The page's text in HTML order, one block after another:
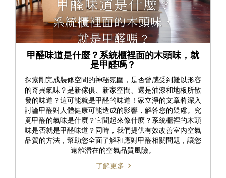
甲醛味道是什麼？系統櫃裡面的木頭味，就
是甲醛嗎？
探索剛完成裝修空間的神秘氛圍，是否曾感受到難以形容
的奇異氣味？是新傢俱、新家空間、還是油漆和地板所散
發的味道？這可能就是甲醛的味道！家立淨的文章將深入
討論甲醛對人體健康可能造成的影響，解答您的疑慮。究
竟甲醛的氣味是什麼？它聞起來像什麼？系統櫃裡的木頭
味是否就是甲醛味道？同時，我們提供有效改善室內空氣
品質的方法，幫助您全面了解和應對甲醛相關問題，讓您
遠離潛在的空氣品質風險。
了解更多